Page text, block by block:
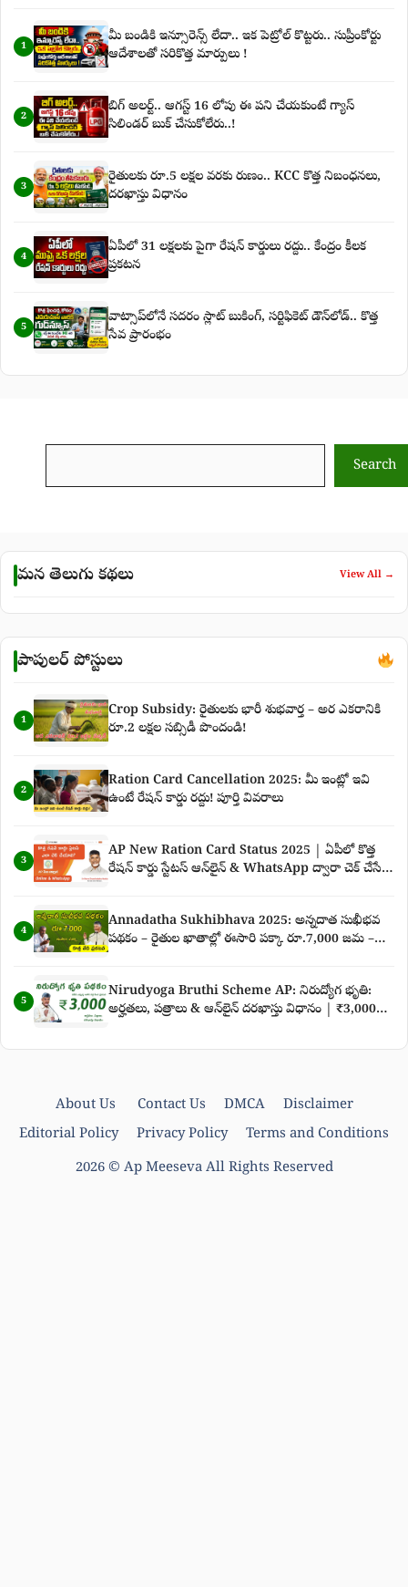
1
మీ బండికి ఇన్సూరెన్స్ లేదా.. ఇక పెట్రోల్ కొట్టరు.. సుప్రీంకోర్టు
ఆదేశాలతో సరికొత్త మార్పులు !
2
బిగ్‌ అలర్ట్‌.. ఆగస్ట్‌ 16 లోపు ఈ పని చేయకుంటే గ్యాస్‌
సిలిండర్‌ బుక్‌ చేసుకోలేరు..!
3
రైతులకు రూ.5 లక్షల వరకు రుణం.. KCC కొత్త నిబంధనలు,
దరఖాస్తు విధానం
4
ఏపీలో 31 లక్షలకు పైగా రేషన్ కార్డులు రద్దు.. కేంద్రం కీలక
ప్రకటన
5
వాట్సాప్‌లోనే సదరం స్లాట్ బుకింగ్, సర్టిఫికెట్ డౌన్‌లోడ్.. కొత్త
సేవ ప్రారంభం
Search
మన తెలుగు కథలు View All →
పాపులర్ పోస్టులు
1
Crop Subsidy: రైతులకు భారీ శుభవార్త – అర ఎకరానికి
రూ.2 లక్షల సబ్సిడీ పొందండి!
2
Ration Card Cancellation 2025: మీ ఇంట్లో ఇవి
ఉంటే రేషన్ కార్డు రద్దు! పూర్తి వివరాలు
3
AP New Ration Card Status 2025 | ఏపీలో కొత్త
రేషన్ కార్డు స్టేటస్ ఆన్‌లైన్ & WhatsApp ద్వారా చెక్ చేసే
4
Annadatha Sukhibhava 2025: అన్నదాత సుఖీభవ
పథకం – రైతుల ఖాతాల్లో ఈసారి పక్కా రూ.7,000 జమ –
5
Nirudyoga Bruthi Scheme AP: నిరుద్యోగ భృతి:
అర్హతలు, పత్రాలు & ఆన్‌లైన్ దరఖాస్తు విధానం | ₹3,000
About Us Contact Us DMCA
Disclaimer
Editorial Policy
Privacy Policy
Terms and Conditions
2026 © Ap Meeseva All Rights Reserved